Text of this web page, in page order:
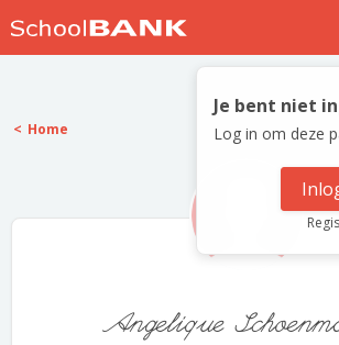
Nostalgische verhalen
Log in
Meld je gratis aan
Je bent niet
Log in om deze
Home
Angelique